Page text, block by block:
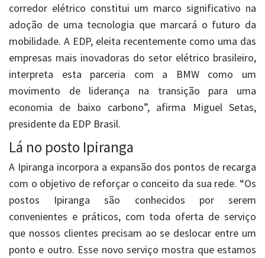
corredor elétrico constitui um marco significativo na
adoção de uma tecnologia que marcará o futuro da
mobilidade. A EDP, eleita recentemente como uma das
empresas mais inovadoras do setor elétrico brasileiro,
interpreta esta parceria com a BMW como um
movimento de liderança na transição para uma
economia de baixo carbono”, afirma Miguel Setas,
presidente da EDP Brasil.
Lá no posto Ipiranga
A Ipiranga incorpora a expansão dos pontos de recarga
com o objetivo de reforçar o conceito da sua rede. “Os
postos Ipiranga são conhecidos por serem
convenientes e práticos, com toda oferta de serviço
que nossos clientes precisam ao se deslocar entre um
ponto e outro. Esse novo serviço mostra que estamos